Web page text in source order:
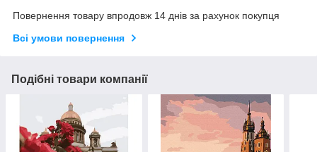
Повернення товару впродовж 14 днів за рахунок покупця
Всі умови повернення
Подібні товари компанії